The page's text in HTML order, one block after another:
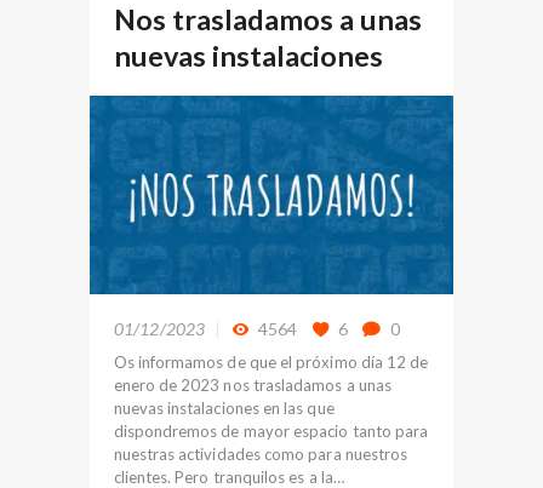
Nos trasladamos a unas
nuevas instalaciones
01/12/2023 4564 6 0
Os informamos de que el próximo día 12 de
enero de 2023 nos trasladamos a unas
nuevas instalaciones en las que
dispondremos de mayor espacio tanto para
nuestras actividades como para nuestros
clientes. Pero tranquilos es a la…